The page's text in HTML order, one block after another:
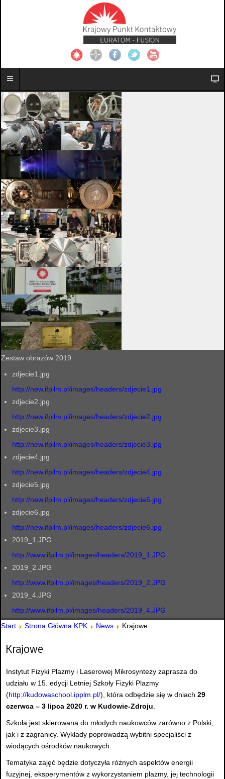
Zestaw obrazów 2019
zdjecie1.jpg
http://new.ifpilm.pl/images/headers/zdjecie1.jpg
zdjecie2.jpg
http://new.ifpilm.pl/images/headers/zdjecie2.jpg
zdjecie3.jpg
http://new.ifpilm.pl/images/headers/zdjecie3.jpg
zdjecie4.jpg
http://new.ifpilm.pl/images/headers/zdjecie4.jpg
zdjecie5.jpg
http://new.ifpilm.pl/images/headers/zdjecie5.jpg
zdjecie6.jpg
http://new.ifpilm.pl/images/headers/zdjecie6.jpg
2019_1.JPG
http://www.ifpilm.pl/images/headers/2019_1.JPG
2019_2.JPG
http://www.ifpilm.pl/images/headers/2019_2.JPG
2019_4.JPG
http://www.ifpilm.pl/images/headers/2019_4.JPG
Start
Strona Główna KPK News Krajowe
Krajowe
Instytut Fizyki Plazmy i Laserowej Mikrosyntezy zaprasza do
udziału w 15. edycji Letniej Szkoły Fizyki Plazmy
(http://kudowaschool.ipplm.pl/), która odbędzie się w dniach 29
czerwca – 3 lipca 2020 r. w Kudowie-Zdroju
Szkoła jest skierowana do młodych naukowców zarówno z Polski,
jak i z zagranicy. Wykłady poprowadzą wybitni specjaliści z
wiodących ośrodków naukowych.
Tematyka zajęć będzie dotyczyła różnych aspektów energii
fuzyjnej, eksperymentów z wykorzystaniem plazmy, jej technologii